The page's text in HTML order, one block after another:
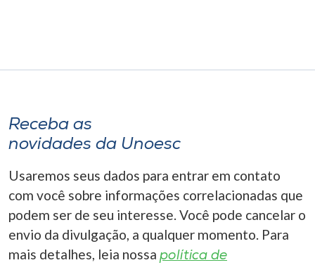
Receba as
novidades da Unoesc
Usaremos seus dados para entrar em contato
com você sobre informações correlacionadas que
podem ser de seu interesse. Você pode cancelar o
envio da divulgação, a qualquer momento. Para
mais detalhes, leia nossa política de